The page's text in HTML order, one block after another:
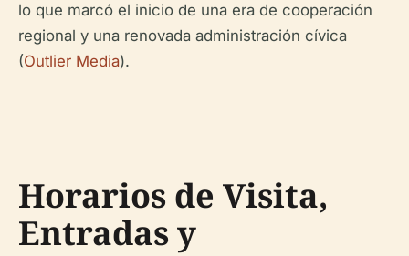
lo que marcó el inicio de una era de cooperación
regional y una renovada administración cívica
(Outlier Media).
Horarios de Visita,
Entradas y